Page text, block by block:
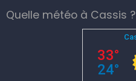
Quelle météo à Cassis ?